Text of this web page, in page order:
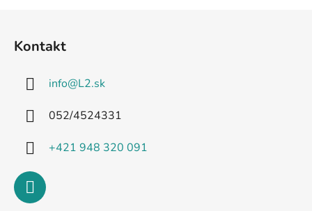
Kontakt
info@L2.sk
052/4524331
+421 948 320 091